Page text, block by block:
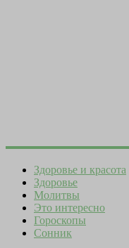
Здоровье и красота
Здоровье
Молитвы
Это интересно
Гороскопы
Сонник